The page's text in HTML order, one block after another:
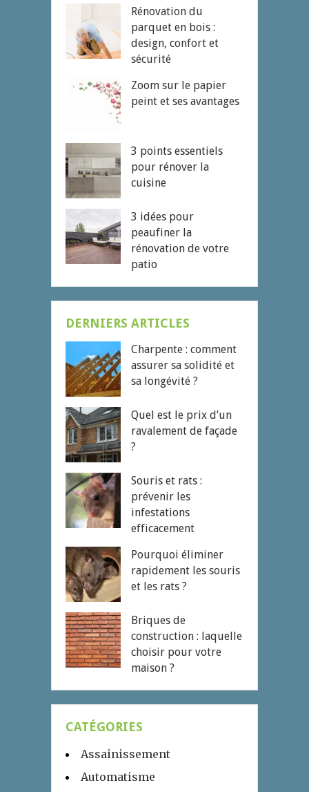
Rénovation du
parquet en bois :
design, confort et
sécurité
Zoom sur le papier
peint et ses avantages
3 points essentiels
pour rénover la
cuisine
3 idées pour
peaufiner la
rénovation de votre
patio
DERNIERS ARTICLES
Charpente : comment
assurer sa solidité et
sa longévité ?
Quel est le prix d’un
ravalement de façade
?
Souris et rats :
prévenir les
infestations
efficacement
Pourquoi éliminer
rapidement les souris
et les rats ?
Briques de
construction : laquelle
choisir pour votre
maison ?
CATÉGORIES
Assainissement
Automatisme